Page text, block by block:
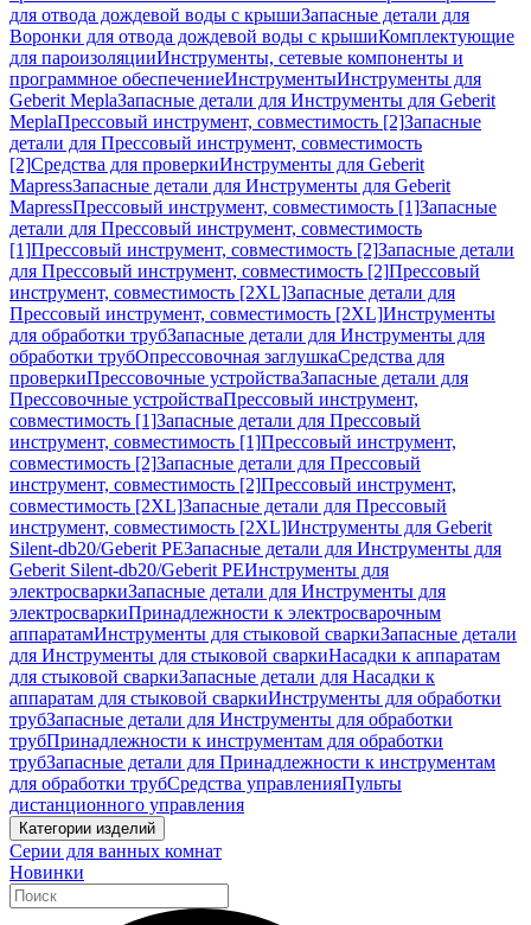
для отвода дождевой воды с крышиЗапасные детали для
Воронки для отвода дождевой воды с крышиКомплектующие
для пароизоляцииИнструменты, сетевые компоненты и
программное обеспечениеИнструментыИнструменты для
Geberit MeplaЗапасные детали для Инструменты для Geberit
MeplaПрессовый инструмент, совместимость [2]Запасные
детали для Прессовый инструмент, совместимость
[2]Средства для проверкиИнструменты для Geberit
MapressЗапасные детали для Инструменты для Geberit
MapressПрессовый инструмент, совместимость [1]Запасные
детали для Прессовый инструмент, совместимость
[1]Прессовый инструмент, совместимость [2]Запасные детали
для Прессовый инструмент, совместимость [2]Прессовый
инструмент, совместимость [2XL]Запасные детали для
Прессовый инструмент, совместимость [2XL]Инструменты
для обработки трубЗапасные детали для Инструменты для
обработки трубОпрессовочная заглушкаСредства для
проверкиПрессовочные устройстваЗапасные детали для
Прессовочные устройстваПрессовый инструмент,
совместимость [1]Запасные детали для Прессовый
инструмент, совместимость [1]Прессовый инструмент,
совместимость [2]Запасные детали для Прессовый
инструмент, совместимость [2]Прессовый инструмент,
совместимость [2XL]Запасные детали для Прессовый
инструмент, совместимость [2XL]Инструменты для Geberit
Silent-db20/Geberit PEЗапасные детали для Инструменты для
Geberit Silent-db20/Geberit PEИнструменты для
электросваркиЗапасные детали для Инструменты для
электросваркиПринадлежности к электросварочным
аппаратамИнструменты для стыковой сваркиЗапасные детали
для Инструменты для стыковой сваркиНасадки к аппаратам
для стыковой сваркиЗапасные детали для Насадки к
аппаратам для стыковой сваркиИнструменты для обработки
трубЗапасные детали для Инструменты для обработки
трубПринадлежности к инструментам для обработки
трубЗапасные детали для Принадлежности к инструментам
для обработки трубСредства управленияПульты
дистанционного управления
Категории изделий
Серии для ванных комнат
Новинки